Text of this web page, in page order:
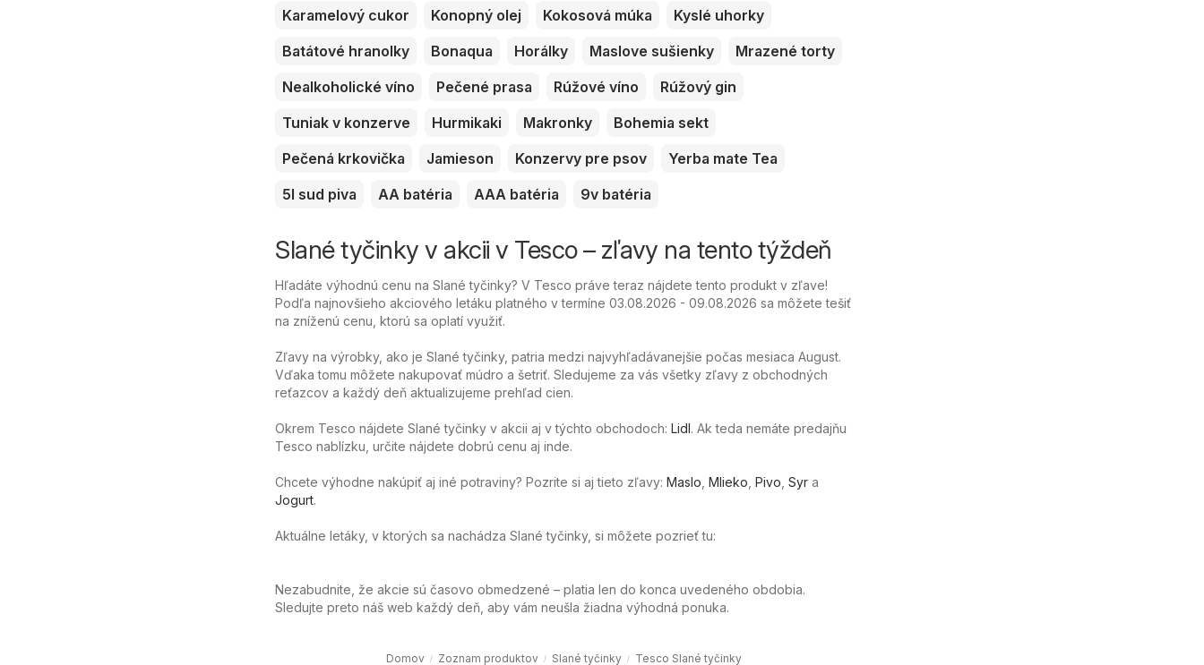
Karamelový cukor
Konopný olej Kokosová múka
Kyslé uhorky
Batátové hranolky
Bonaqua Horálky Maslove sušienky
Mrazené torty
Nealkoholické víno
Pečené prasa Rúžové víno
Rúžový gin
Tuniak v konzerve
Hurmikaki Makronky
Bohemia sekt
Pečená krkovička
Jamieson Konzervy pre psov
Yerba mate Tea
5l sud piva
AA batéria AAA batéria 9v batéria
Slané tyčinky v akcii v Tesco – zľavy na tento týždeň
Hľadáte výhodnú cenu na Slané tyčinky? V Tesco práve teraz nájdete tento produkt v zľave!
Podľa najnovšieho akciového letáku platného v termíne 03.08.2026 - 09.08.2026 sa môžete tešiť
na zníženú cenu, ktorú sa oplatí využiť.
Zľavy na výrobky, ako je Slané tyčinky, patria medzi najvyhľadávanejšie počas mesiaca August.
Vďaka tomu môžete nakupovať múdro a šetriť. Sledujeme za vás všetky zľavy z obchodných
reťazcov a každý deň aktualizujeme prehľad cien.
Okrem Tesco nájdete Slané tyčinky v akcii aj v týchto obchodoch: Lidl. Ak teda nemáte predajňu
Tesco nablízku, určite nájdete dobrú cenu aj inde.
Chcete výhodne nakúpiť aj iné potraviny? Pozrite si aj tieto zľavy: Maslo Mlieko Pivo Syr a
Jogurt.
Aktuálne letáky, v ktorých sa nachádza Slané tyčinky, si môžete pozrieť tu:
Nezabudnite, že akcie sú časovo obmedzené – platia len do konca uvedeného obdobia.
Sledujte preto náš web každý deň, aby vám neušla žiadna výhodná ponuka.
Domov Zoznam produktov Slané tyčinky Tesco Slané tyčinky